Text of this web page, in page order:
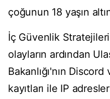
çoğunun 18 yaşın
İç Güvenlik
olayların ardından
Bakanlığı'nın
kayıtları ile IP